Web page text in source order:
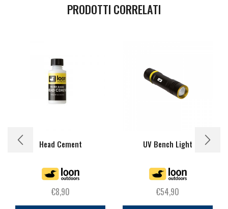
PRODOTTI CORRELATI
Head Cement
€8,90
UV Bench Light
€54,90